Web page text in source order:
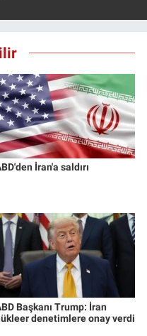
İran'a saldırı
Başkanı Trump: İran
denetimlere onay verdi